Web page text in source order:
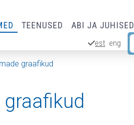
TEENUSED ABI JA JUHISED
est eng
graafikud